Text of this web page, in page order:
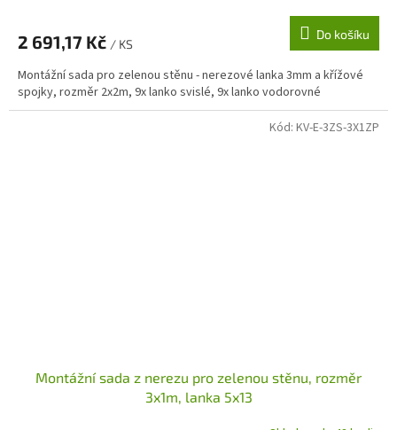
2 691,17 Kč / KS
Do košíku
Montážní sada pro zelenou stěnu - nerezové lanka 3mm a křížové
spojky, rozměr 2x2m, 9x lanko svislé, 9x lanko vodorovné
Montážní sada z nerezu pro zelenou stěnu, rozměr
3x1m, lanka 5x13
Kód: KV-E-3ZS-3X1ZP